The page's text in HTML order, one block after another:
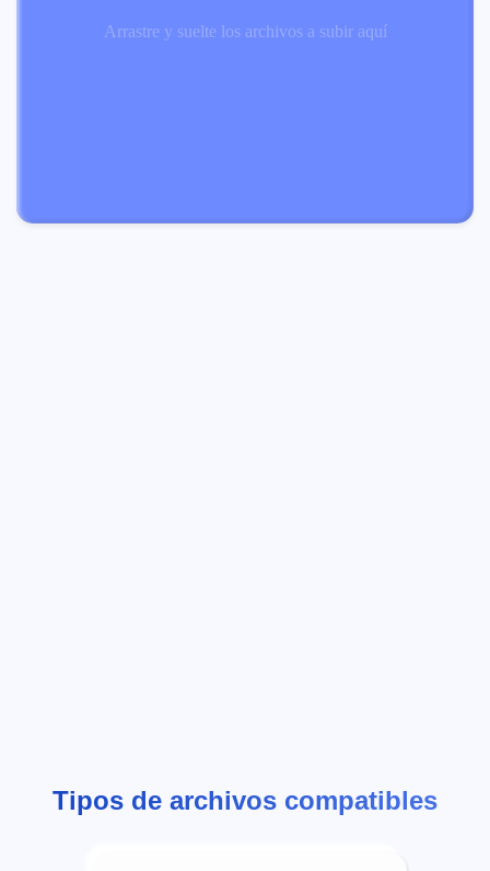
Arrastre y suelte los archivos a subir aquí
Tipos de archivos compatibles